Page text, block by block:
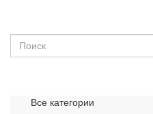
Все категории